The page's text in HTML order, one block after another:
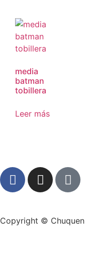
media
batman
tobillera
Leer más
Copyright © Chuquen